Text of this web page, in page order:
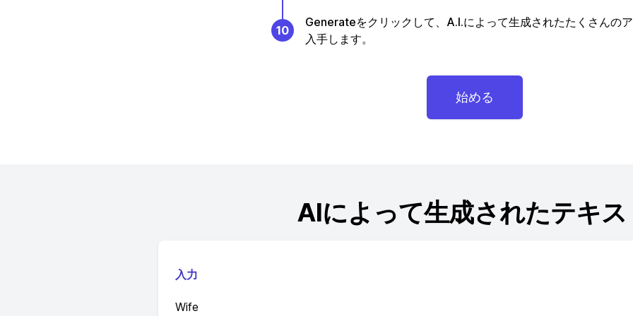
10
Generateをクリックして、A.I.によって生成されたたくさんの
入手します。
始める
AIによって生成されたテキス
入力
Wife